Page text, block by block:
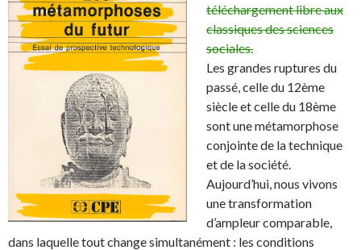
téléchargement libre aux
classiques des sciences
sociales.
Les grandes ruptures du
passé, celle du 12ème
siècle et celle du 18ème
sont une métamorphose
conjointe de la technique
et de la société.
Aujourd’hui, nous vivons
une transformation
d’ampleur comparable,
dans laquelle tout change simultanément : les conditions